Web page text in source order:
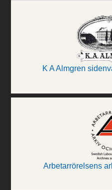
K A Almgren
Arbetarrörelsens